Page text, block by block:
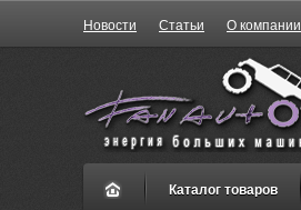
Новости Статьи О компании
Каталог товаров